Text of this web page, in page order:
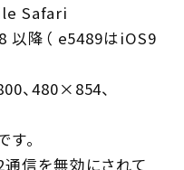
Safari
以降（ e5489はiOS9
、480×854、
。
信を無効にされて